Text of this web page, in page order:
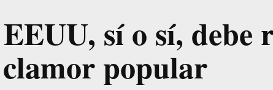
sí o sí, debe
popular